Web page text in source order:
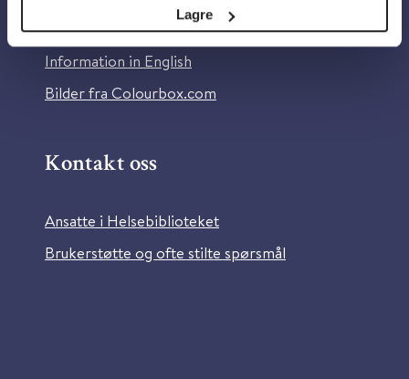
Lagre
Tilgjengelighetserklæring
Information in English
Bilder fra Colourbox.com
Kontakt oss
Ansatte i Helsebiblioteket
Brukerstøtte og ofte stilte spørsmål